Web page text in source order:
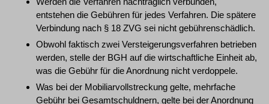
entstehen die Gebühren für jedes Verfahren. Die spätere
Verbindung nach § 18 ZVG sei nicht gebührenschädlich.
Obwohl faktisch zwei Versteigerungsverfahren betrieben
werden, stelle der BGH auf die wirtschaftliche Einheit ab,
was die Gebühr für die Anordnung nicht verdoppele.
Was bei der Mobiliarvollstreckung gelte, mehrfache
Gebühr bei Gesamtschuldnern, gelte bei der Anordnung